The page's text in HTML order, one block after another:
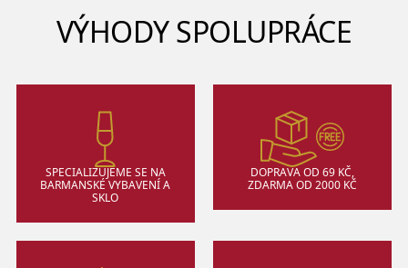
VÝHODY SPOLUPRÁCE
SPECIALIZUJEME SE NA
BARMANSKÉ VYBAVENÍ A
SKLO
DOPRAVA OD 69 KČ,
ZDARMA OD 2000 KČ